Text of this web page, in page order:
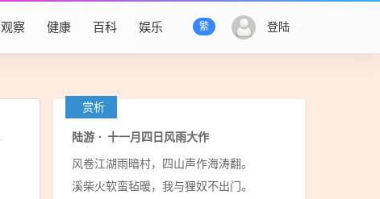
登陆
繁
观察 健康 百科 娱乐
赏析
陆游 · 十一月四日风雨大作
风卷江湖雨暗村，四山声作海涛翻。
溪柴火软蛮毡暖，我与狸奴不出门。